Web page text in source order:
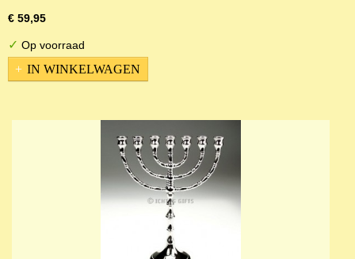
€ 59,95
✓ Op voorraad
IN WINKELWAGEN